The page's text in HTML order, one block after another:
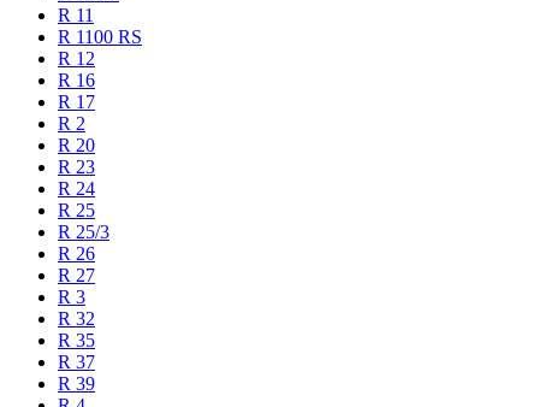
R 11
R 1100 RS
R 12
R 16
R 17
R 2
R 20
R 23
R 24
R 25
R 25/3
R 26
R 27
R 3
R 32
R 35
R 37
R 39